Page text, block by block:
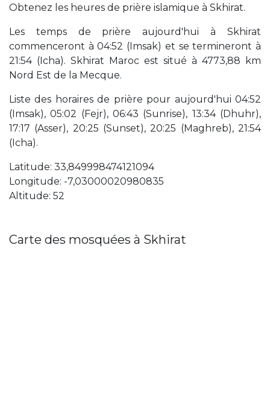
Obtenez les heures de prière islamique à Skhirat.
Les temps de prière aujourd'hui à Skhirat
commenceront à 04:52 (Imsak) et se termineront à
21:54 (Icha). Skhirat Maroc est situé à 4773,88 km
Nord Est de la Mecque.
Liste des horaires de prière pour aujourd'hui 04:52
(Imsak), 05:02 (Fejr), 06:43 (Sunrise), 13:34 (Dhuhr),
17:17 (Asser), 20:25 (Sunset), 20:25 (Maghreb), 21:54
(Icha).
Latitude: 33,849998474121094
Longitude: -7,03000020980835
Altitude: 52
Carte des mosquées à Skhirat